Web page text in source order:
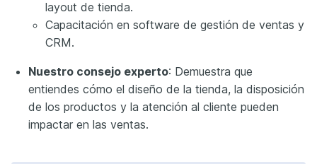
layout de tienda.
Capacitación en software de gestión de ventas y
CRM.
Nuestro consejo experto: Demuestra que
entiendes cómo el diseño de la tienda, la disposición
de los productos y la atención al cliente pueden
impactar en las ventas.